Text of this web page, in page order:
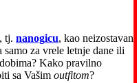
tj. nanogicu, kao neizostavan
za vrele letnje dane ili
Kako pravilno
sa Vašim outfitom?